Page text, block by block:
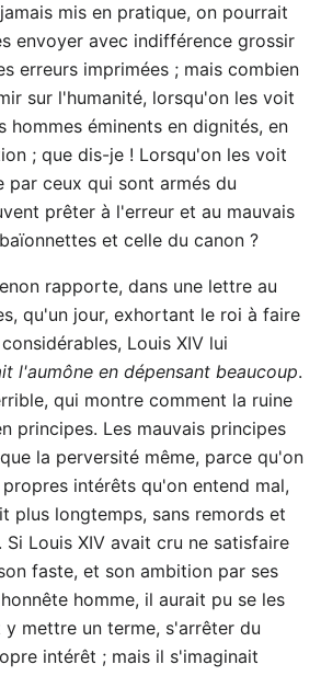
mis en pratique, on pourrait
envoyer avec indifférence grossir
erreurs imprimées ; mais combien
sur l'humanité, lorsqu'on les voit
hommes éminents en dignités, en
; que dis-je ! Lorsqu'on les voit
par ceux qui sont armés du
prêter à l'erreur et au mauvais
et celle du canon ?
rapporte, dans une lettre au
qu'un jour, exhortant le roi à faire
Louis XIV lui
l'aumône en dépensant beaucoup.
qui montre comment la ruine
principes. Les mauvais principes
la perversité même, parce qu'on
intérêts qu'on entend mal,
plus longtemps, sans remords et
Si Louis XIV avait cru ne satisfaire
faste, et son ambition par ses
homme, il aurait pu se les
mettre un terme, s'arrêter du
intérêt ; mais il s'imaginait